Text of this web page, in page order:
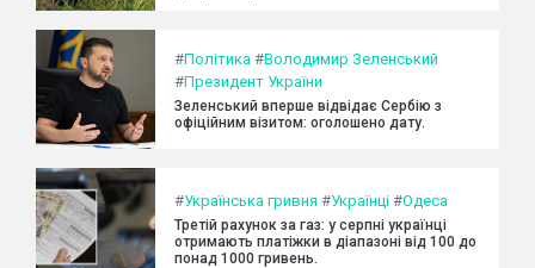
#Політика #Володимир Зеленський
#Президент України
Зеленський вперше відвідає Сербію з
офіційним візитом: оголошено дату.
#Українська гривня #Українці #Одеса
Третій рахунок за газ: у серпні українці
отримають платіжки в діапазоні від 100 до
понад 1000 гривень.